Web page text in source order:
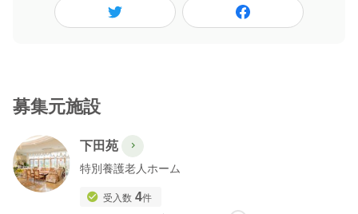
募集元施設
下田苑
特別養護老人ホーム
受入数 4件